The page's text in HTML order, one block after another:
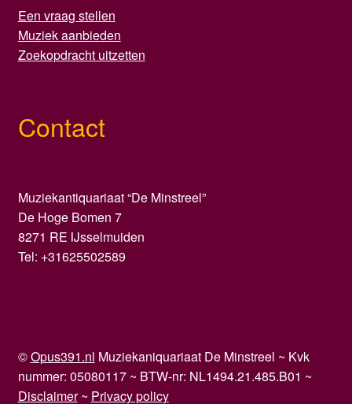
Een vraag stellen
Muziek aanbieden
Zoekopdracht uitzetten
Contact
Muziekantiquariaat “De Minstreel”
De Hoge Bomen 7
8271 RE IJsselmuiden
Tel: +31625502589
©Opus391.nl Muziekaniquariaat De Minstreel ~ Kvk
nummer: 05080117 ~ BTW-nr: NL1494.21.485.B01 ~
Disclaimer~ Privacy policy